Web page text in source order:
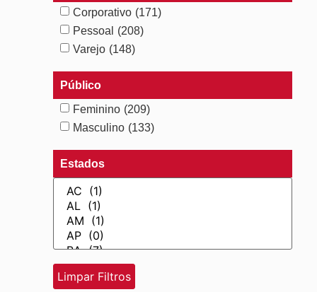
Corporativo (171)
Pessoal
(208)
Varejo (148)
Público
Feminino (209)
Masculino (133)
Estados